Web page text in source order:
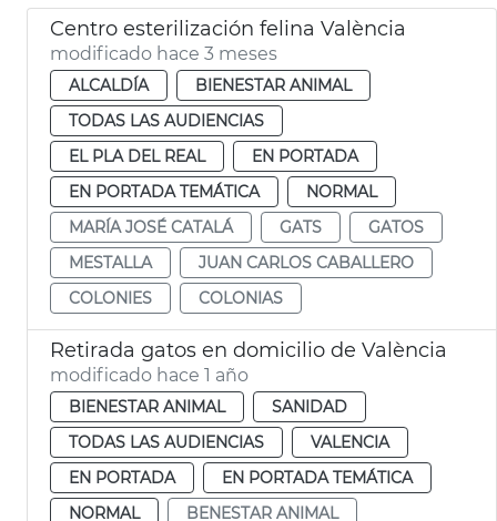
Centro esterilización felina València
modificado hace 3 meses
ALCALDÍA
BIENESTAR ANIMAL
TODAS LAS AUDIENCIAS
EL PLA DEL REAL
EN PORTADA
EN PORTADA TEMÁTICA
NORMAL
MARÍA JOSÉ CATALÁ
GATS
GATOS
MESTALLA
JUAN CARLOS CABALLERO
COLONIES
COLONIAS
Retirada gatos en domicilio de València
modificado hace 1 año
BIENESTAR ANIMAL
SANIDAD
TODAS LAS AUDIENCIAS
VALENCIA
EN PORTADA
EN PORTADA TEMÁTICA
NORMAL
BENESTAR ANIMAL